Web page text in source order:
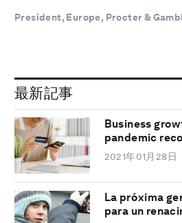
President, Europe, Procter &
最新記事
Business
pandemic
2021年01月28日
La próxima
para un